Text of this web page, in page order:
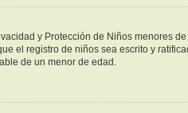
y Protección de Niños menores
el registro de niños sea escrito y
de un menor de edad.